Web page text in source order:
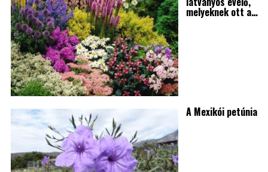
melyeknek ott a…
A Mexikói petúnia